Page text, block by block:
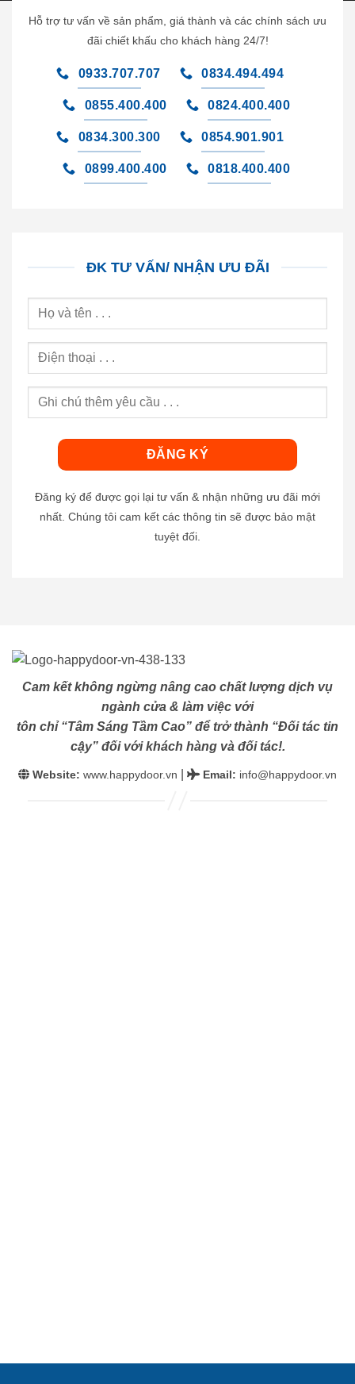
Hỗ trợ tư vấn về sản phẩm, giá thành và các chính sách ưu
đãi chiết khấu cho khách hàng 24/7!
0933.707.707 0834.494.494
0855.400.400 0824.400.400
0834.300.300 0854.901.901
0899.400.400 0818.400.400
ĐK TƯ VẤN/ NHẬN ƯU ĐÃI
Đăng ký để được gọi lại tư vấn & nhận những ưu đãi mới
nhất. Chúng tôi cam kết các thông tin sẽ được bảo mật
tuyệt đối.
Cam kết không ngừng nâng cao chất lượng dịch vụ
ngành cửa & làm việc với
tôn chỉ “Tâm Sáng Tầm Cao” để trở thành “Đối tác tin
cậy” đối với khách hàng và đối tác!.
Website: www.happydoor.vn Email: info@happydoor.vn